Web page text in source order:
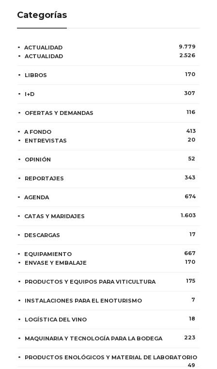
Categorías
ACTUALIDAD
9.779
ACTUALIDAD
2.526
LIBROS 170
I+D 307
OFERTAS Y DEMANDAS 116
A FONDO
413
ENTREVISTAS
20
OPINIÓN 52
REPORTAJES 343
AGENDA 674
CATAS Y MARIDAJES 1.603
DESCARGAS 17
EQUIPAMIENTO
667
ENVASE Y EMBALAJE
170
PRODUCTOS Y EQUIPOS PARA VITICULTURA 175
INSTALACIONES PARA EL ENOTURISMO 7
LOGÍSTICA DEL VINO 18
MAQUINARIA Y TECNOLOGÍA PARA LA BODEGA 223
PRODUCTOS ENOLÓGICOS Y MATERIAL DE LABORATORIO
49